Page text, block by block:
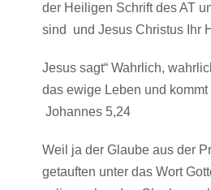
der Heiligen Schrift des AT
sind und Jesus Christus Ihr
Jesus sagt“ Wahrlich,
das ewige Leben und
Johannes 5,24
Weil ja der Glaube aus der
getauften unter das Wort